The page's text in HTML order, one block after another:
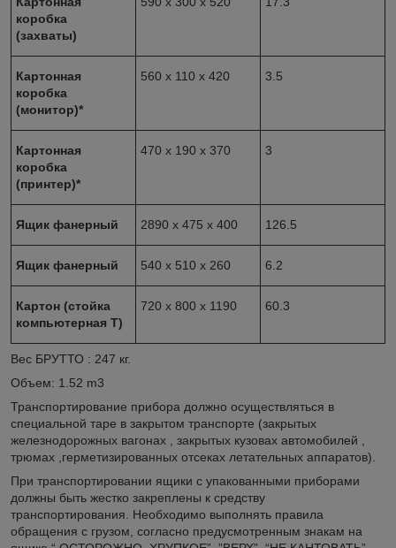
коробка
(захваты)
Картонная
коробка
(монитор)*
560 x 110 x 420 3.5
Картонная
коробка
(принтер)*
470 x 190 x 370 3
Ящик фанерный 2890 x 475 x 400 126.5
Ящик фанерный 540 x 510 x 260 6.2
Картон (стойка
компьютерная T)
720 x 800 x 1190 60.3
Вес БРУТТО : 247 кг.
Объем: 1.52 m3
Транспортирование прибора должно осуществляться в
специальной таре в закрытом транспорте (закрытых
железнодорожных вагонах , закрытых кузовах автомобилей ,
трюмах ,герметизированных отсеках летательных аппаратов).
При транспортировании ящики с упакованными приборами
должны быть жестко закреплены к средству
транспортирования. Необходимо выполнять правила
обращения с грузом, согласно предусмотренным знакам на